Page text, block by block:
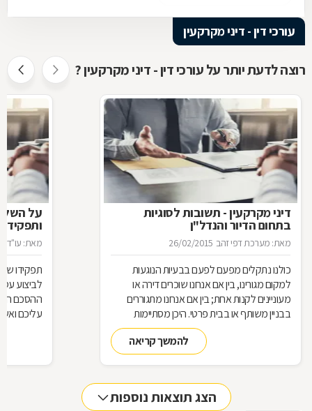
עורכי דין - דיני מקרקעין
רוצה לדעת יותר על עורכי דין - דיני מקרקעין ?
דיני מקרקעין - תשובות לסוגיות
בתחום הדיור והנדל"ן
מאת: מערכת דפי זהב 26/02/2015
כולנו נתקלים מפעם לפעם בבעיות הנוגעות
למקום מגורינו, בין אם אנחנו שוכרים דירה או
מעוניינים לקנות אחת; בין אם אנחנו מתגוררים
בבניין משותף או בבית פרטי. היכן מסתיימות
זכויותינו ביחס לשכנינו? מה אומר החוק בקשר
לחריגות בנייה? האם בניית ממ"ד מחייבת את כל
הדיירים וכו'. כדי לקבל מושג בנוגע למעמדנו
המקרקעין, ריכזנו שאלות שנשאלו בפורום
מקרקעין, ואשר נענו ע"י עו"ד אילן קרייטר
להמשך קריאה
מאת: עו"ד
תפקידו
ההסכם
עליכם
הצג תוצאות נוספות